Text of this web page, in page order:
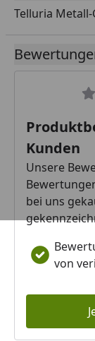
Telluria
Kunden
Unsere
bei uns
von